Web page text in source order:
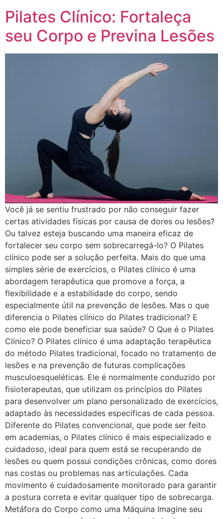
Pilates Clínico: Fortaleça
seu Corpo e Previna Lesões
Você já se sentiu frustrado por não conseguir fazer
certas atividades físicas por causa de dores ou lesões?
Ou talvez esteja buscando uma maneira eficaz de
fortalecer seu corpo sem sobrecarregá-lo? O Pilates
clínico pode ser a solução perfeita. Mais do que uma
simples série de exercícios, o Pilates clínico é uma
abordagem terapêutica que promove a força, a
flexibilidade e a estabilidade do corpo, sendo
especialmente útil na prevenção de lesões. Mas o que
diferencia o Pilates clínico do Pilates tradicional? E
como ele pode beneficiar sua saúde? O Que é o Pilates
Clínico? O Pilates clínico é uma adaptação terapêutica
do método Pilates tradicional, focado no tratamento de
lesões e na prevenção de futuras complicações
musculoesqueléticas. Ele é normalmente conduzido por
fisioterapeutas, que utilizam os princípios do Pilates
para desenvolver um plano personalizado de exercícios,
adaptado às necessidades específicas de cada pessoa.
Diferente do Pilates convencional, que pode ser feito
em academias, o Pilates clínico é mais especializado e
cuidadoso, ideal para quem está se recuperando de
lesões ou quem possui condições crônicas, como dores
nas costas ou problemas nas articulações. Cada
movimento é cuidadosamente monitorado para garantir
a postura correta e evitar qualquer tipo de sobrecarga.
Metáfora do Corpo como uma Máquina Imagine seu